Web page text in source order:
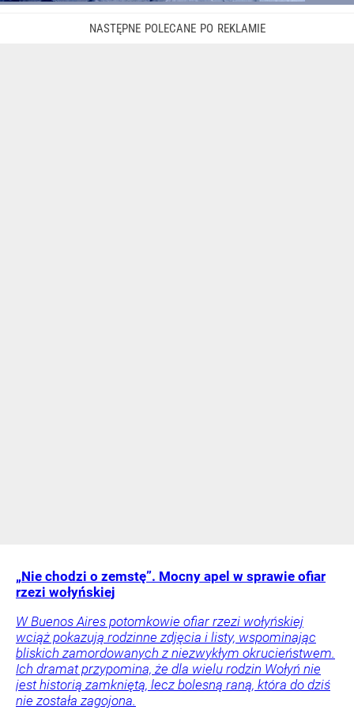
„Nie chodzi o zemstę”. Mocny apel w sprawie ofiar
rzezi wołyńskiej
W Buenos Aires potomkowie ofiar rzezi wołyńskiej
wciąż pokazują rodzinne zdjęcia i listy, wspominając
bliskich zamordowanych z niezwykłym okrucieństwem.
Ich dramat przypomina, że dla wielu rodzin Wołyń nie
jest historią zamkniętą, lecz bolesną raną, która do dziś
nie została zagojona.